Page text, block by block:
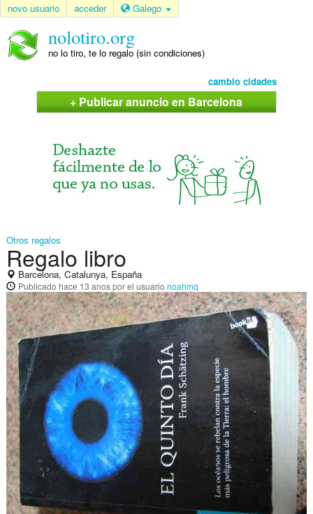
novo usuario acceder Galego
nolotiro.org
no lo tiro, te lo regalo (sin condiciones)
cambio cidades
+ Publicar anuncio en Barcelona
Otros regalos
Regalo libro
Barcelona, Catalunya, España
Publicado hace 13 anospor el usuario noahmq